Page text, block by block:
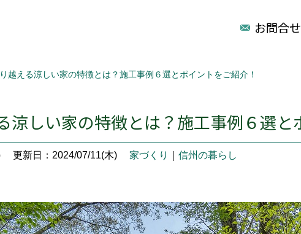
お問合せ
越える涼しい家の特徴とは？施工事例６選とポイントをご紹介！
涼しい家の特徴とは？施工事例６選と
更新日：2024/07/11(木) 家づくり 信州の暮らし